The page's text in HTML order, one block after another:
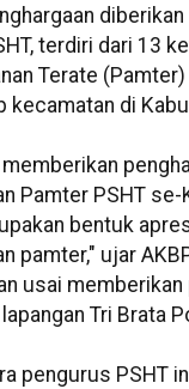
terdiri dari 13
Terate
kecamatan di
Pamter PSHT se-
bentuk
pamter," ujar
usai memberikan
Tri Brata
pengurus PSHT